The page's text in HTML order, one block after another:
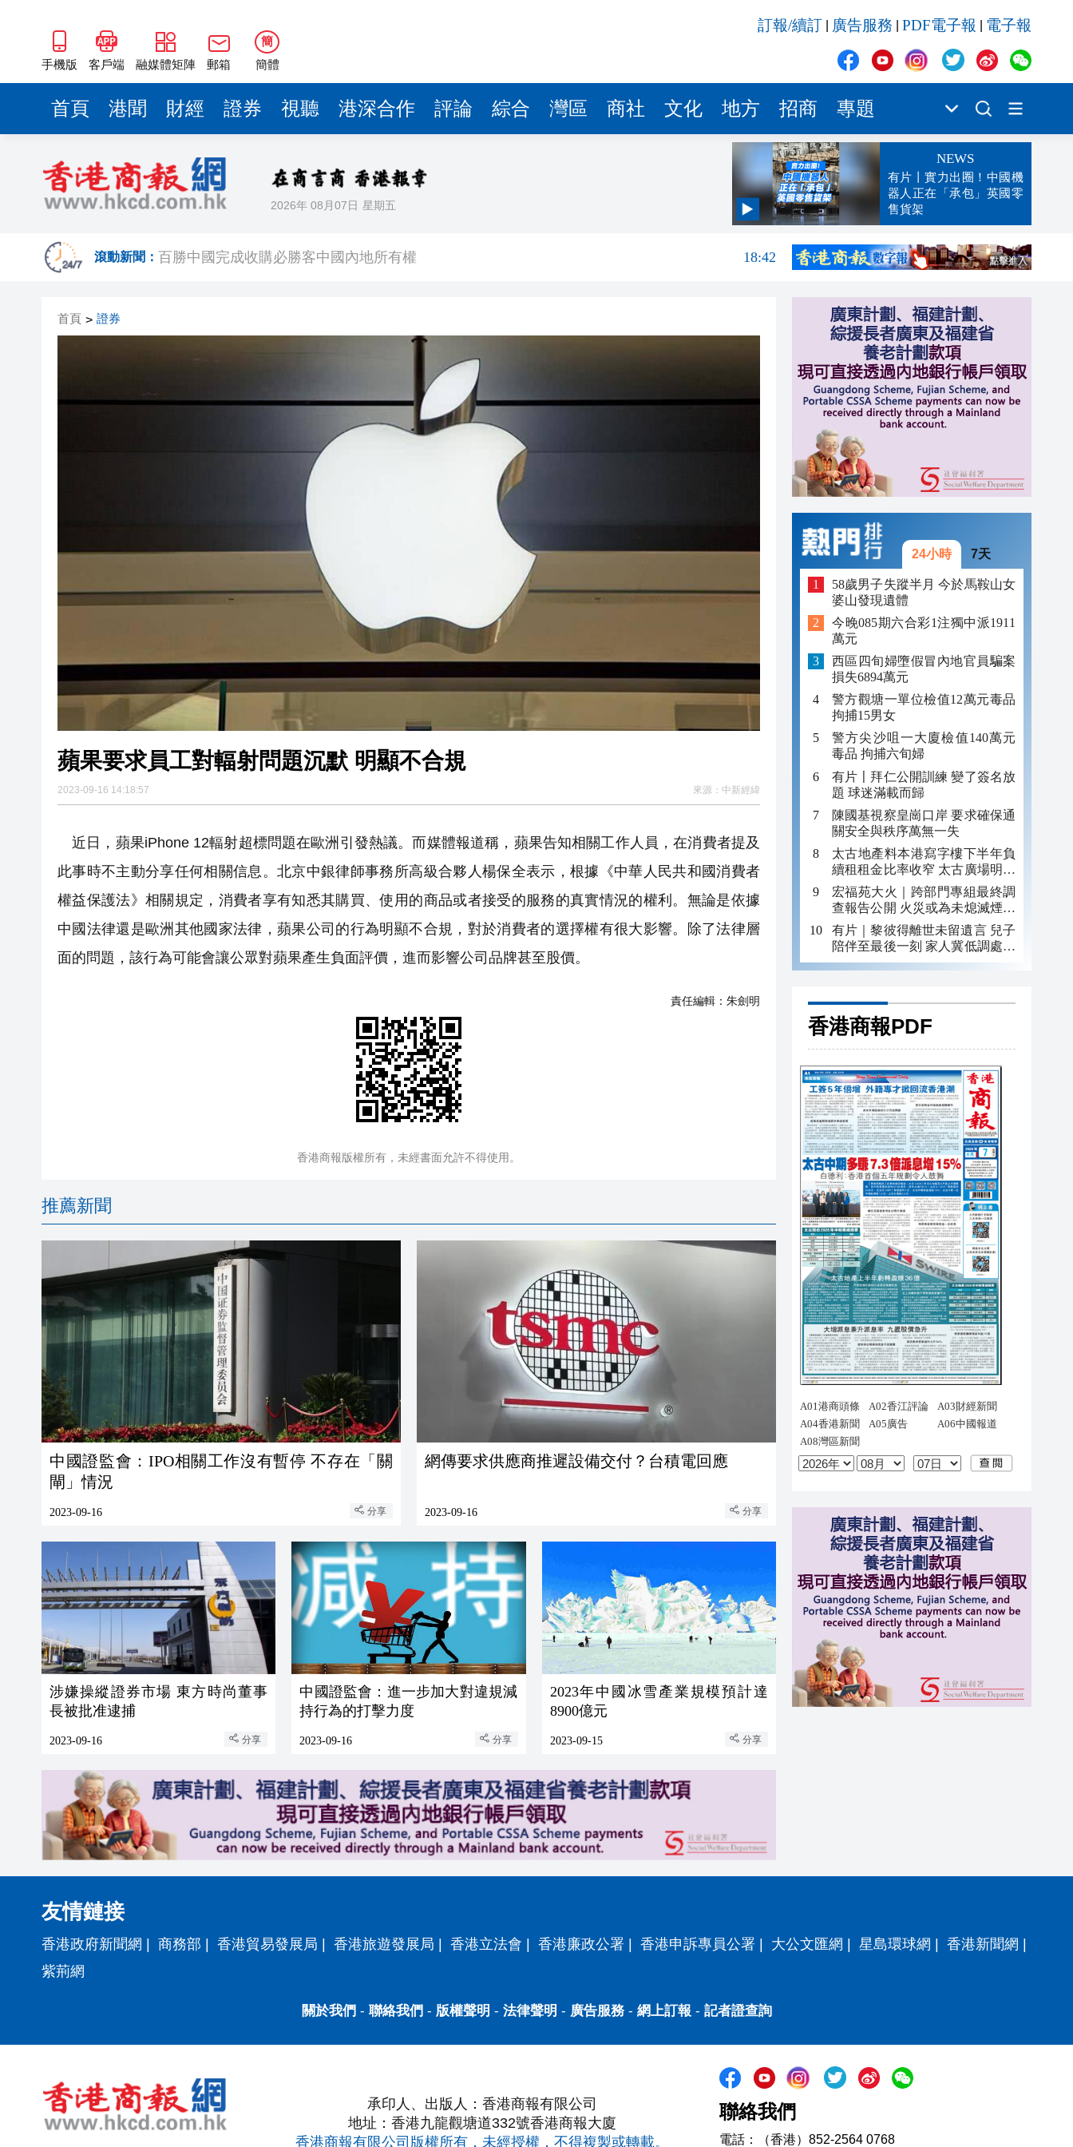
手機版 客戶端 融媒體矩陣 郵箱
簡
簡體
訂報/續訂 廣告服務 PDF電子報 電子報
首頁 港聞 財經 證券 視聽 港深合作 評論 綜合 灣區 商社 文化 地方 招商 專題
2026年 08月07日 星期五
NEWS
有片丨實力出圈！中國機
器人正在「承包」英國零
售貨架
滾動新聞：
百勝中國完成收購必勝客中國內地所有權
香港工業總會舉辦第66屆周年大會及午宴
18:26
廠商會邀「一帶一路」專員何力治 闡述香港共建「一帶一路」的戰略角色與部署
「構建照顧者友善職場與企業未來」研討會2026
18:16
國家稅務總局：對境外保險收益徵稅並非新政策 無需過度解讀
本港截至7月底外匯儲備資產增至4478億美元
首頁 > 證券
蘋果要求員工對輻射問題沉默 明顯不合規
2023-09-16 14:18:57 來源： 中新經緯
近日，蘋果iPhone 12輻射超標問題在歐洲引發熱議。而媒體報道稱，蘋果告知相關工作人員，在消費者提及
此事時不主動分享任何相關信息。北京中銀律師事務所高級合夥人楊保全表示，根據《中華人民共和國消費者
權益保護法》相關規定，消費者享有知悉其購買、使用的商品或者接受的服務的真實情況的權利。無論是依據
中國法律還是歐洲其他國家法律，蘋果公司的行為明顯不合規，對於消費者的選擇權有很大影響。除了法律層
面的問題，該行為可能會讓公眾對蘋果產生負面評價，進而影響公司品牌甚至股價。
責任編輯： 朱劍明
香港商報版權所有，未經書面允許不得使用。
推薦新聞
中國證監會：IPO相關工作沒有暫停 不存在「關
閘」情況
2023-09-16 分享
網傳要求供應商推遲設備交付？台積電回應
2023-09-16 分享
涉嫌操縱證券市場 東方時尚董事
長被批准逮捕
2023-09-16 分享
中國證監會：進一步加大對違規減
持行為的打擊力度
2023-09-16 分享
2023年中國冰雪產業規模預計達
8900億元
2023-09-15 分享
24小時 7天
58歲男子失蹤半月 今於馬鞍山女
婆山發現遺體
今晚085期六合彩1注獨中派1911
萬元
西區四旬婦墮假冒內地官員騙案
損失6894萬元
警方觀塘一單位檢值12萬元毒品
拘捕15男女
警方尖沙咀一大廈檢值140萬元
毒品 拘捕六旬婦
有片〡拜仁公開訓練 變了簽名放
題 球迷滿載而歸
陳國基視察皇崗口岸 要求確保通
關安全與秩序萬無一失
太古地產料本港寫字樓下半年負
續租租金比率收窄 太古廣場明年
轉正
宏福苑大火｜跨部門專組最終調
查報告公開 火災或為未熄滅煙頭
引發
有片｜黎彼得離世未留遺言 兒子
陪伴至最後一刻 家人冀低調處理
後事
香港商報PDF
友情鏈接
香港政府新聞網 商務部 香港貿易發展局 香港旅遊發展局 香港立法會 香港廉政公署 香港申訴專員公署 大公文匯網 星島環球網 香港新聞網
紫荊網
關於我們 - 聯絡我們 - 版權聲明 - 法律聲明 - 廣告服務- 網上訂報 - 記者證查詢
承印人、出版人：香港商報有限公司
地址：香港九龍觀塘道332號香港商報大廈
香港商報有限公司版權所有，未經授權，不得複製或轉載。
聯絡我們
電話：（香港）852-2564 0768